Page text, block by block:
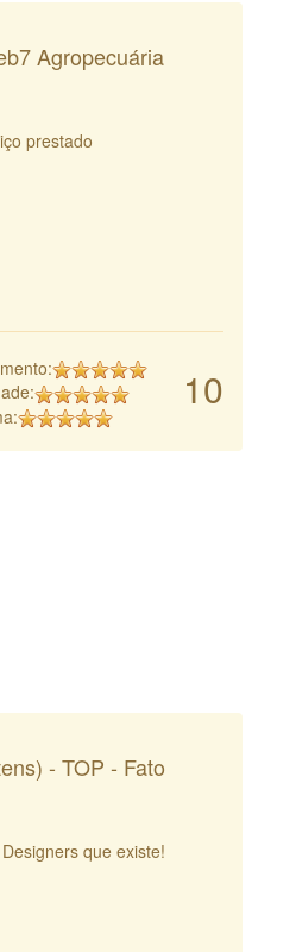
Agropecuária
prestado
10
- TOP - Fato
que existe!